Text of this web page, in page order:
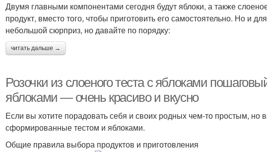
Двумя главными компонентами сегодня будут яблоки, а также
продукт, вместо того, чтобы приготовить его самостоятельно. Но и
небольшой сюрприз, но давайте по порядку:
читать дальше →
Розочки из слоеного теста с яблоками
яблоками — очень красиво и вкусно
Если вы хотите порадовать себя и своих родных чем-то простым, но
сформированные тестом и яблоками.
Общие правила выбора продуктов и приготовления